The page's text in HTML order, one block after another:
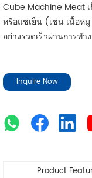
Cube Machine Meat
หรือแช่เย็น (เช่น เนื้อห
อย่างรวดเร็วผ่านการท
Inquire Now
Product